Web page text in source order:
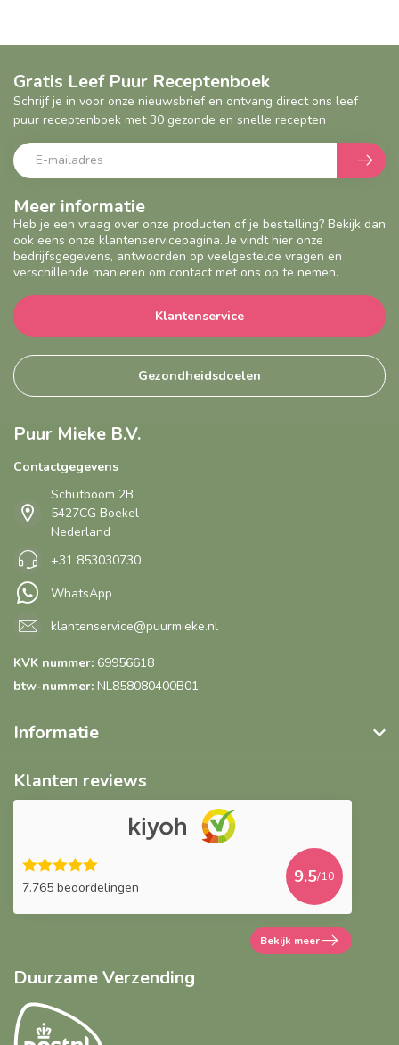
Meer informatie
Heb je een vraag over onze producten of je bestelling? Bekijk dan
ook eens onze klantenservicepagina. Je vindt hier onze
bedrijfsgegevens, antwoorden op veelgestelde vragen en
verschillende manieren om contact met ons op te nemen.
Klantenservice
Gezondheidsdoelen
Gratis Leef Puur Receptenboek
Schrijf je in voor onze nieuwsbrief en ontvang direct ons leef
puur receptenboek met 30 gezonde en snelle recepten
Puur Mieke B.V.
Contactgegevens
Schutboom 2B
5427CG Boekel
Nederland
+31 853030730
WhatsApp
klantenservice@puurmieke.nl
KVK nummer: 69956618
btw-nummer: NL858080400B01
Informatie
Klanten reviews
7.765 beoordelingen
9.5/10
Bekijk meer
Duurzame Verzending